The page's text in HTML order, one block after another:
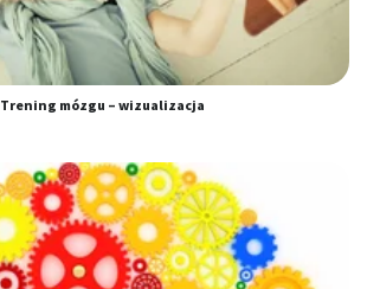
Trening mózgu – wizualizacja